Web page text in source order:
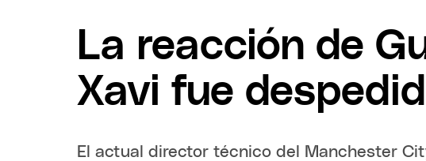
La reacción de
Xavi fue
El actual director técnico del Manchester